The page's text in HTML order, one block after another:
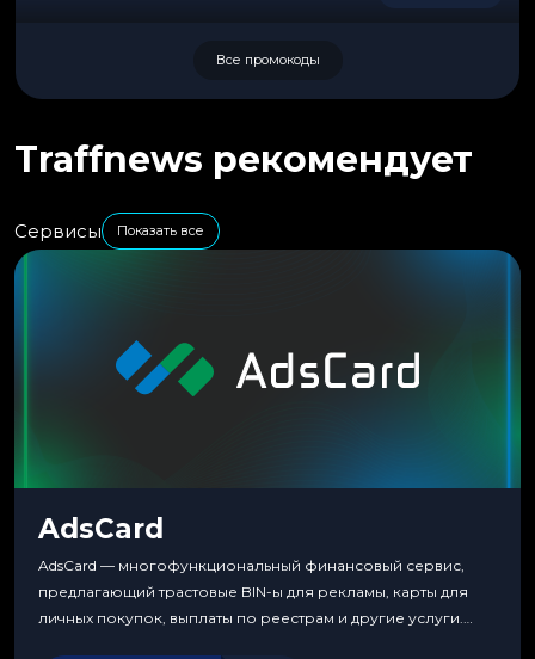
Все промокоды
Traffnews рекомендует
Сервисы Показать все
AdsCard
AdsCard — многофункциональный финансовый сервис,
предлагающий трастовые BIN-ы для рекламы, карты для
личных покупок, выплаты по реестрам и другие услуги.